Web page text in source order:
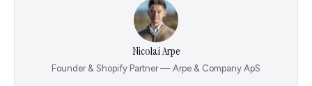
Nicolai Arpe
Founder & Shopify Partner — Arpe & Company ApS